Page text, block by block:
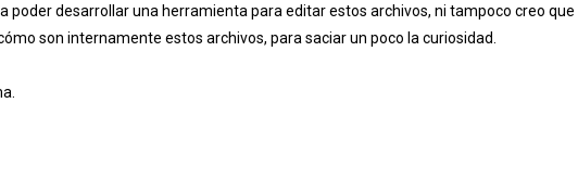
poder desarrollar una herramienta para editar estos archivos, ni tampoco creo que
son internamente estos archivos, para saciar un poco la curiosidad.